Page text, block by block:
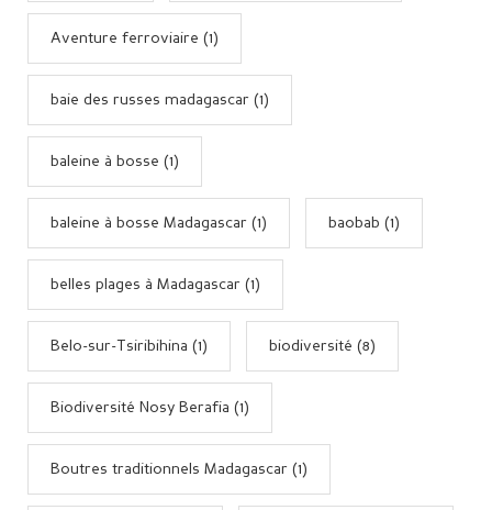
Aventure ferroviaire (1)
baie des russes madagascar (1)
baleine à bosse (1)
baleine à bosse Madagascar (1) baobab (1)
belles plages à Madagascar (1)
Belo-sur-Tsiribihina (1) biodiversité (8)
Biodiversité Nosy Berafia (1)
Boutres traditionnels Madagascar (1)